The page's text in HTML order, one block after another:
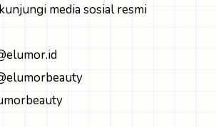
media sosial resmi